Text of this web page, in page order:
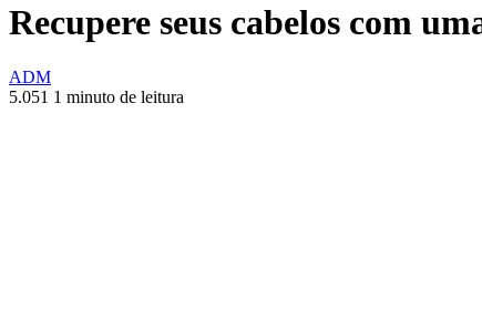
Recupere seus cabelos com
ADM
5.051 1 minuto de leitura